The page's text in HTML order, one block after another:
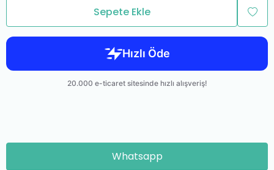
Sepete Ekle
Whatsapp